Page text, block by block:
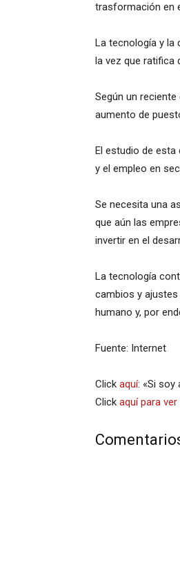
trasformación en
La tecnología y la
la vez que ratifica
Según un
aumento de
El estudio de
y el empleo en
Se necesita una
que aún las
invertir en el
La tecnología
cambios y
humano y, por
Fuente: Internet
Click aquí: «Si soy
Click aquí para ver